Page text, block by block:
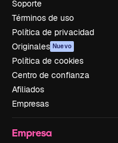
Soporte
Términos de uso
Política de privacidad
Originales Nuevo
Política de cookies
Centro de confianza
Afiliados
Empresas
Empresa